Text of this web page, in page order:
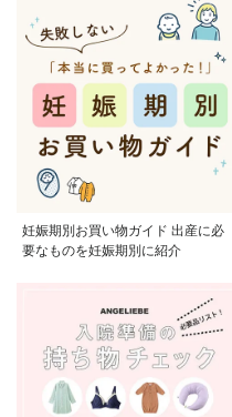
妊娠期別お買い物ガイド 出産に必
要なものを妊娠期別に紹介